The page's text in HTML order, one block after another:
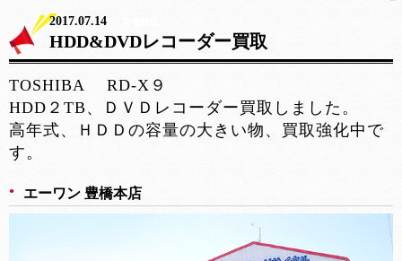
2017.07.14
HDD&DVDレコーダー買取
TOSHIBA RD-X９
HDD２TB、ＤＶＤレコーダー買取しました。
高年式、ＨＤＤの容量の大きい物、買取強化中で
す。
エーワン 豊橋本店